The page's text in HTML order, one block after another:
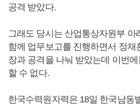
공격 받았다.
그래도 당시는 산업통상자원부 아
함께 업무보고를 진행하면서 정재
장과 공격을 나눠 받았는데 이번
할 수 없다.
한국수력원자력은 18일 한국남동